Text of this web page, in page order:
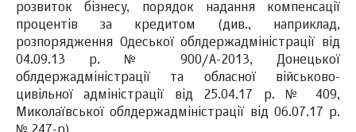
розвиток бізнесу, порядок надання компенсації
процентів за кредитом (див., наприклад,
розпорядження Одеської облдержадміністрації від
04.09.13 р. № 900/А-2013, Донецької
облдержадміністрації та обласної військово-
цивільної адміністрації від 25.04.17 р. № 409,
Миколаївської облдержадміністрації від 06.07.17 р.